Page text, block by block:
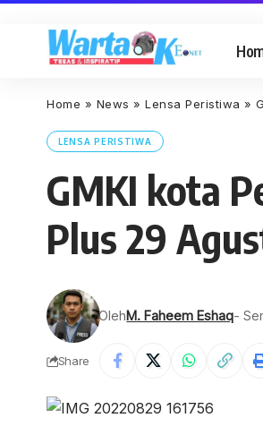
Home » News » Lensa Peristiwa »
LENSA PERISTIWA
GMKI kota
Plus 29
OlehM. Faheem Eshaq-
Share